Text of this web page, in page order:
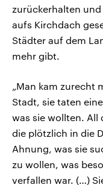
zurückerhalten
aufs Kirchdach
Städter auf dem
mehr gibt.
„Man kam zurecht
Stadt, sie taten
was sie wollten. All
die plötzlich in die
Ahnung, was sie
zu wollen, was
verfallen war. (…)